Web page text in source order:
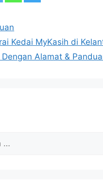
Kedai MyKasih di
Alamat &